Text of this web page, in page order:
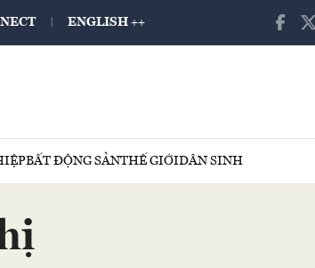
ENGLISH ++
BẤT ĐỘNG SẢNTHẾ GIỚIDÂN SINH